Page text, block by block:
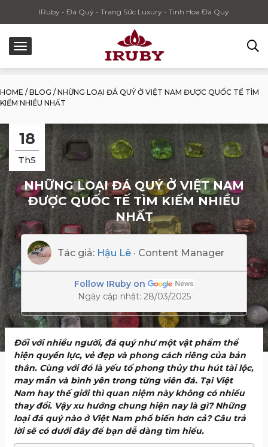
IRuby - Đá Quý - Trang Sức Luxury - Tinh Hoa Đá Quý
HOME / BLOG / NHỮNG LOẠI ĐÁ QUÝ Ở VIỆT NAM ĐƯỢC QUỐC TẾ TÌM
KIẾM NHIỀU NHẤT
18
Th5
NHỮNG LOẠI ĐÁ QUÝ Ở VIỆT NAM
ĐƯỢC QUỐC TẾ TÌM KIẾM NHIỀU
NHẤT
Tác giả: Hậu Lê · Content Manager
Follow IRuby on
Ngày cập nhật: 28/03/2025
Đối với nhiều người, đá quý như một vật phẩm thể
hiện quyền lực, vẻ đẹp và phong cách riêng của bản
thân. Cùng với đó là yếu tố phong thủy thu hút tài lộc,
may mắn và bình yên trong từng viên đá. Tại Việt
Nam hay thế giới thì quan niệm này không có nhiều
thay đổi. Vậy xu hướng chung hiện nay là gì? Những
loại đá quý nào ở Việt Nam phổ biến hơn cả? Câu trả
lời sẽ có dưới đây để bạn dễ dàng tìm hiểu.